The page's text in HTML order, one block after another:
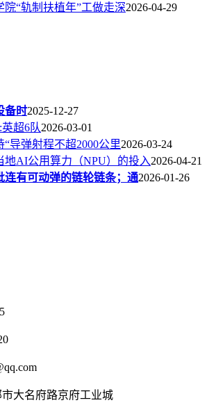
院“轨制扶植年”工做走深2026-04-29
备时2025-12-27
超6队2026-03-01
导弹射程不超2000公里2026-03-24
地AI公用算力（NPU）的投入2026-04-21
连有可动弹的链轮链条；通2026-01-26
大名府路京府工业城